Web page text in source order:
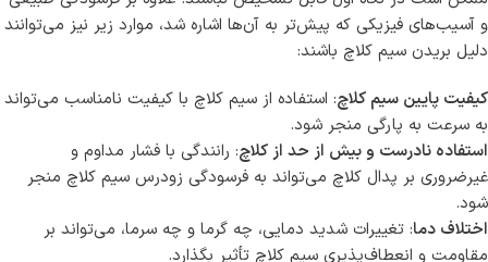
و آسیب‌های فیزیکی که پیش‌تر به آن‌ها اشاره شد، موارد زیر نیز می‌توانند
دلیل بریدن سیم کلاچ باشند:
کیفیت پایین سیم کلاچ: استفاده از سیم کلاچ با کیفیت نامناسب می‌تواند
به سرعت به پارگی منجر شود.
استفاده نادرست و بیش از حد از کلاچ: رانندگی با فشار مداوم و
غیرضروری بر پدال کلاچ می‌تواند به فرسودگی زودرس سیم کلاچ منجر
شود.
اختلاف دما: تغییرات شدید دمایی، چه گرما و چه سرما، می‌تواند بر
مقاومت و انعطاف‌پذیری سیم کلاچ تأثیر بگذارد.